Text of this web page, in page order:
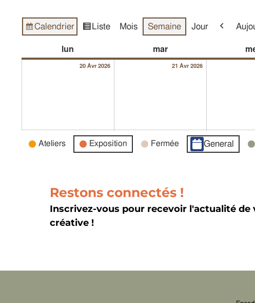
Vue
Calendrier
Vue
Liste Mois Semaine Jour
Précédent
lun marmardi
20 Avr 2026 21 Avr 2026
Catégories
Ateliers Exposition Fermée General
Restons connectés !
Inscrivez-vous pour recevoir l'actualité
créative !